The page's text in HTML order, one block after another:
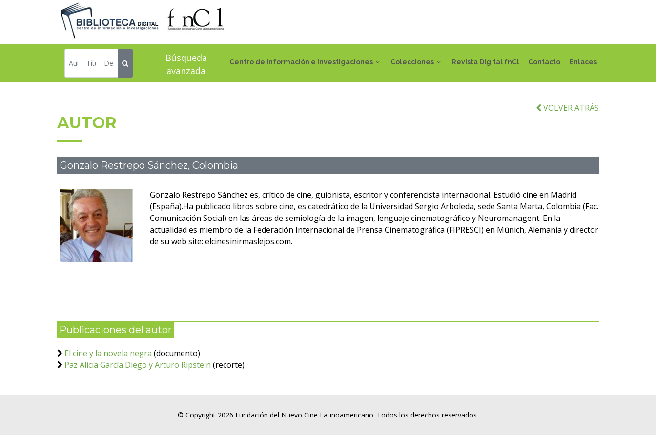
Centro de Información e Investigaciones Colecciones Revista Digital fnCl Contacto Enlaces
Búsqueda
avanzada
VOLVER ATRÁS
AUTOR
Gonzalo Restrepo Sánchez, Colombia
Gonzalo Restrepo Sánchez es, crítico de cine, guionista, escritor y conferencista internacional. Estudió cine en Madrid
(España).Ha publicado libros sobre cine, es catedrático de la Universidad Sergio Arboleda, sede Santa Marta, Colombia (Fac.
Comunicación Social) en las áreas de semiología de la imagen, lenguaje cinematográfico y Neuromanagent. En la
actualidad es miembro de la Federación Internacional de Prensa Cinematográfica (FIPRESCI) en Múnich, Alemania y director
de su web site: elcinesinirmaslejos.com.
Publicaciones del autor
El cine y la novela negra (documento)
Paz Alicia García Diego y Arturo Ripstein (recorte)
© Copyright 2026 Fundación del Nuevo Cine Latinoamericano. Todos los derechos reservados.